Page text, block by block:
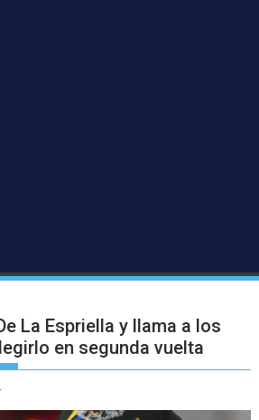
La Espriella y llama a los
en segunda vuelta